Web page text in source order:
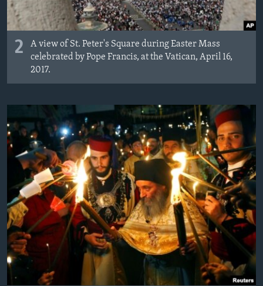
2
A view of St. Peter's Square during Easter Mass
celebrated by Pope Francis, at the Vatican, April 16,
2017.